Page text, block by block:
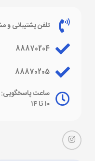
تلفن پشتیبانی و
88870204
88870205
۱۰ تا ۱۴